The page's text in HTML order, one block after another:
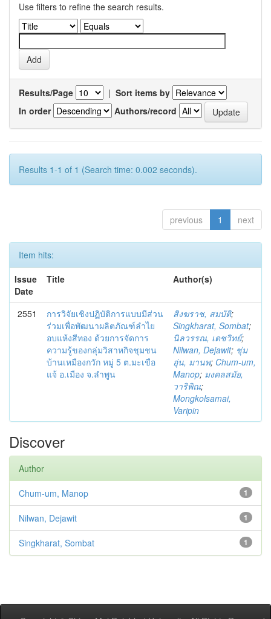
Use filters to refine the search results.
Results/Page | Sort items by
In order
Authors/record
Results 1-1 of 1 (Search time: 0.002 seconds).
previous 1 next
Item hits:
Issue
Date
Title Author(s)
2551
การวิจัยเชิงปฏิบัติการแบบมีส่วน
ร่วมเพื่อพัฒนาผลิตภัณฑ์ลำไย
อบแห้งสีทอง ด้วยการจัดการ
ความรู้ของกลุ่มวิสาหกิจชุมชน
บ้านเหมืองกวัก หมู่ 5 ต.มะเขือ
แจ้ อ.เมือง จ.ลำพูน
สิงฆราช, สมบัติ;
Singkharat, Sombat;
นิลวรรณ, เดชวิทย์;
Nilwan, Dejawit; ชุ่ม
อุ่น, มานพ; Chum-um,
Manop; มงคลสมัย,
วาริพิณ;
Mongkolsamai,
Varipin
Discover
Author
1
Chum-um, Manop
1
Nilwan, Dejawit
1
Singkharat, Sombat